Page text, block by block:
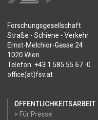
Forschungsgesellschaft
Straße - Schiene - Verkehr
Ernst-Melchior-Gasse 24
1020 Wien
Telefon: +43 1 585 55 67 -0
office(at)fsv.at
ÖFFENTLICHKEITSARBEIT
> Für Presse